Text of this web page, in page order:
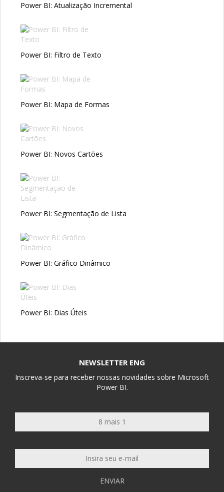
Power BI: Atualização Incremental
Power BI: Filtro de Texto
Power BI: Mapa de Formas
Power BI: Novos Cartões
Power BI: Segmentação de Lista
Power BI: Gráfico Dinâmico
Power BI: Dias Úteis
NEWSLETTER ENG
Inscreva-se para receber nossas novidades sobre Microsoft
Power BI.
ENVIAR